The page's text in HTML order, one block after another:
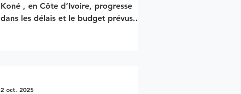
Koné , en Côte d’Ivoire, progresse
dans les délais et le budget prévus...
2 oct. 2025